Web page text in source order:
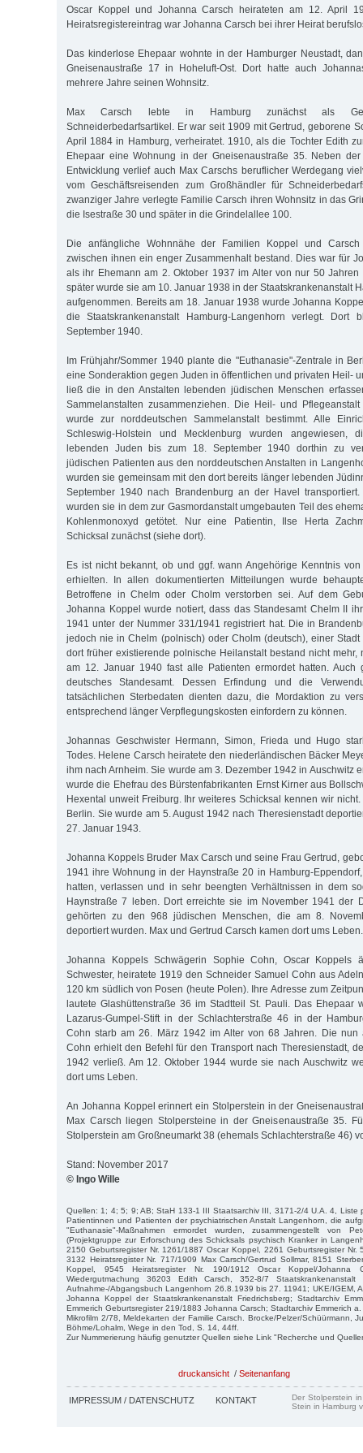
Oscar Koppel und Johanna Carsch heirateten am 12. April
Heiratsregistereintrag war Johanna Carsch bei ihrer Heirat
Das kinderlose Ehepaar wohnte in der Hamburger Neustadt,
Gneisenaustraße 17 in Hoheluft-Ost. Dort hatte auch
mehrere Jahre seinen Wohnsitz.
Max Carsch lebte in Hamburg zunächst als
Schneiderbedarfsartikel. Er war seit 1909 mit Gertrud, geborene
April 1884 in Hamburg, verheiratet. 1910, als die Tochter Edith
Ehepaar eine Wohnung in der Gneisenaustraße 35. Neben
Entwicklung verlief auch Max Carschs beruflicher Werdegang
vom Geschäftsreisenden zum Großhändler für
zwanziger Jahre verlegte Familie Carsch ihren Wohnsitz in das
die Isestraße 30 und später in die Grindelallee 100.
Die anfängliche Wohnnähe der Familien Koppel und
zwischen ihnen ein enger Zusammenhalt bestand. Dies war für
als ihr Ehemann am 2. Oktober 1937 im Alter von nur 50 Jahren
später wurde sie am 10. Januar 1938 in der Staatskrankenanstalt
aufgenommen. Bereits am 18. Januar 1938 wurde Johanna
die Staatskrankenanstalt Hamburg-Langenhorn verlegt.
September 1940.
Im Frühjahr/Sommer 1940 plante die "Euthanasie"-Zentrale in
eine Sonderaktion gegen Juden in öffentlichen und privaten Heil-
ließ die in den Anstalten lebenden jüdischen Menschen
Sammelanstalten zusammenziehen. Die Heil- und
wurde zur norddeutschen Sammelanstalt bestimmt. Alle
Schleswig-Holstein und Mecklenburg wurden angewiesen,
lebenden Juden bis zum 18. September 1940 dorthin zu
jüdischen Patienten aus den norddeutschen Anstalten in
wurden sie gemeinsam mit den dort bereits länger lebenden
September 1940 nach Brandenburg an der Havel
wurden sie in dem zur Gasmordanstalt umgebauten Teil des
Kohlenmonoxyd getötet. Nur eine Patientin, Ilse Herta
Schicksal zunächst (siehe dort).
Es ist nicht bekannt, ob und ggf. wann Angehörige Kenntnis
erhielten. In allen dokumentierten Mitteilungen wurde
Betroffene in Chelm oder Cholm verstorben sei. Auf dem
Johanna Koppel wurde notiert, dass das Standesamt Chelm II
1941 unter der Nummer 331/1941 registriert hat. Die in
jedoch nie in Chelm (polnisch) oder Cholm (deutsch), einer
dort früher existierende polnische Heilanstalt bestand nicht mehr,
am 12. Januar 1940 fast alle Patienten ermordet hatten.
deutsches Standesamt. Dessen Erfindung und die
tatsächlichen Sterbedaten dienten dazu, die Mordaktion zu
entsprechend länger Verpflegungskosten einfordern zu können.
Johannas Geschwister Hermann, Simon, Frieda und Hugo
Todes. Helene Carsch heiratete den niederländischen Bäcker
ihm nach Arnheim. Sie wurde am 3. Dezember 1942 in Auschwitz
wurde die Ehefrau des Bürstenfabrikanten Ernst Kirner aus
Hexental unweit Freiburg. Ihr weiteres Schicksal kennen wir
Berlin. Sie wurde am 5. August 1942 nach Theresienstadt
27. Januar 1943.
Johanna Koppels Bruder Max Carsch und seine Frau Gertrud,
1941 ihre Wohnung in der Haynstraße 20 in Hamburg-
hatten, verlassen und in sehr beengten Verhältnissen in dem
Haynstraße 7 leben. Dort erreichte sie im November 1941 der
gehörten zu den 968 jüdischen Menschen, die am 8.
deportiert wurden. Max und Gertrud Carsch kamen dort ums Leben.
Johanna Koppels Schwägerin Sophie Cohn, Oscar Koppels
Schwester, heiratete 1919 den Schneider Samuel Cohn aus
120 km südlich von Posen (heute Polen). Ihre Adresse zum
lautete Glashüttenstraße 36 im Stadtteil St. Pauli. Das Ehepaar
Lazarus-Gumpel-Stift in der Schlachterstraße 46 in der
Cohn starb am 26. März 1942 im Alter von 68 Jahren. Die nun
Cohn erhielt den Befehl für den Transport nach Theresienstadt,
1942 verließ. Am 12. Oktober 1944 wurde sie nach Auschwitz
dort ums Leben.
An Johanna Koppel erinnert ein Stolperstein in der
Max Carsch liegen Stolpersteine in der Gneisenaustraße 35.
Stolperstein am Großneumarkt 38 (ehemals Schlachterstraße 46)
Stand: November 2017
© Ingo Wille
Quellen: 1; 4; 5; 9; AB; StaH 133-1 III Staatsarchiv III, 3171-2/4 U.A. 4, Liste
Patientinnen und Patienten der psychiatrischen Anstalt Langenhorn, die
"Euthanasie"-Maßnahmen ermordet wurden, zusammengestellt von
(Projektgruppe zur Erforschung des Schicksals psychisch Kranker in
2150 Geburtsregister Nr. 1261/1887 Oscar Koppel, 2261 Geburtsregister Nr.
3132 Heiratsregister Nr. 717/1909 Max Carsch/Gertrud Sollmar, 8151
Koppel, 9545 Heiratsregister Nr. 190/1912 Oscar Koppel/Johanna
Wiedergutmachung 36203 Edith Carsch, 352-8/7
Aufnahme-/Abgangsbuch Langenhorn 26.8.1939 bis 27. 11941; UKE/IGEM,
Johanna Koppel der Staatskrankenanstalt Friedrichsberg; Stadtarchiv
Emmerich Geburtsregister 219/1883 Johanna Carsch; Stadtarchiv Emmerich
Mikrofilm 2/78, Meldekarten der Familie Carsch. Brocke/Pelzer/Schüürmann,
Böhme/Lohalm, Wege in den Tod, S. 14, 44ff.
Zur Nummerierung häufig genutzter Quellen siehe Link "Recherche und
druckansicht / Seitenanfang
IMPRESSUM / DATENSCHUTZ KONTAKT
Der Stolperstein
Stein in Hamburg